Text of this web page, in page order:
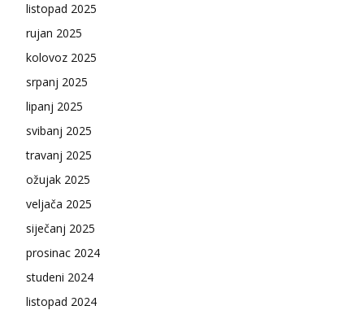
listopad 2025
rujan 2025
kolovoz 2025
srpanj 2025
lipanj 2025
svibanj 2025
travanj 2025
ožujak 2025
veljača 2025
siječanj 2025
prosinac 2024
studeni 2024
listopad 2024